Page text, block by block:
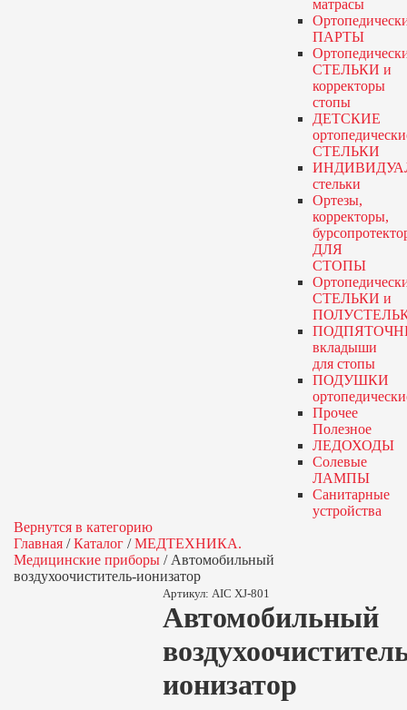
матрасы
ПАРТЫ
СТЕЛЬКИ и
корректоры
стопы
ДЕТСКИЕ
СТЕЛЬКИ
стельки
Ортезы,
корректоры,
ДЛЯ
СТОПЫ
СТЕЛЬКИ и
вкладыши
для стопы
ПОДУШКИ
Прочее
Полезное
ЛЕДОХОДЫ
Солевые
ЛАМПЫ
Санитарные
устройства
Вернутся в категорию
Главная /Каталог /МЕДТЕХНИКА.
Медицинские приборы / Автомобильный
воздухоочиститель-ионизатор
Артикул:AIC XJ-801
Автомобильный
ионизатор